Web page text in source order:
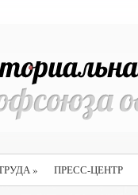
» ПРЕСС-ЦЕНТР